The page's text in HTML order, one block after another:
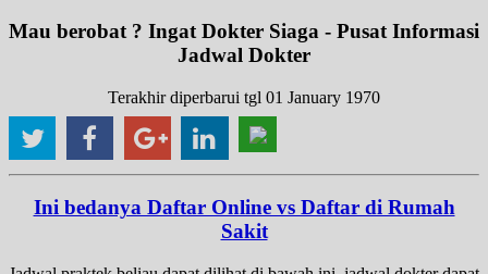
Mau berobat ? Ingat Dokter Siaga - Pusat Informasi
Jadwal Dokter
Terakhir diperbarui tgl 01 January 1970
Ini bedanya Daftar Online vs Daftar di Rumah
Sakit